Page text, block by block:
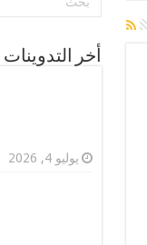
أخر التدوينات
يوليو 4, 2026